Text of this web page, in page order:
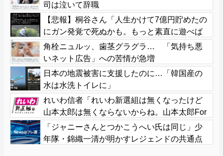
司は泣いて辞職
【悲報】桐谷さん「人生かけて7億円貯めたの
にガン発覚で死ぬかも。もっと素直に遊べば
よかった」後悔の涙
角栓ニュルッ、歯茎グラグラ… 「気持ち悪
いネット広告」への苦情が急増
日本の地震被害に支援したのに…「韓国産の
水は水洗トイレに」
れいわ信者「れいわ新選組は無くなったけど
山本太郎は無くならないからね。山本太郎For
ever????」
「ジャニーさんとつかこうへい氏は同じ」少
年隊・錦織一清が明かすレジェンドの共通点